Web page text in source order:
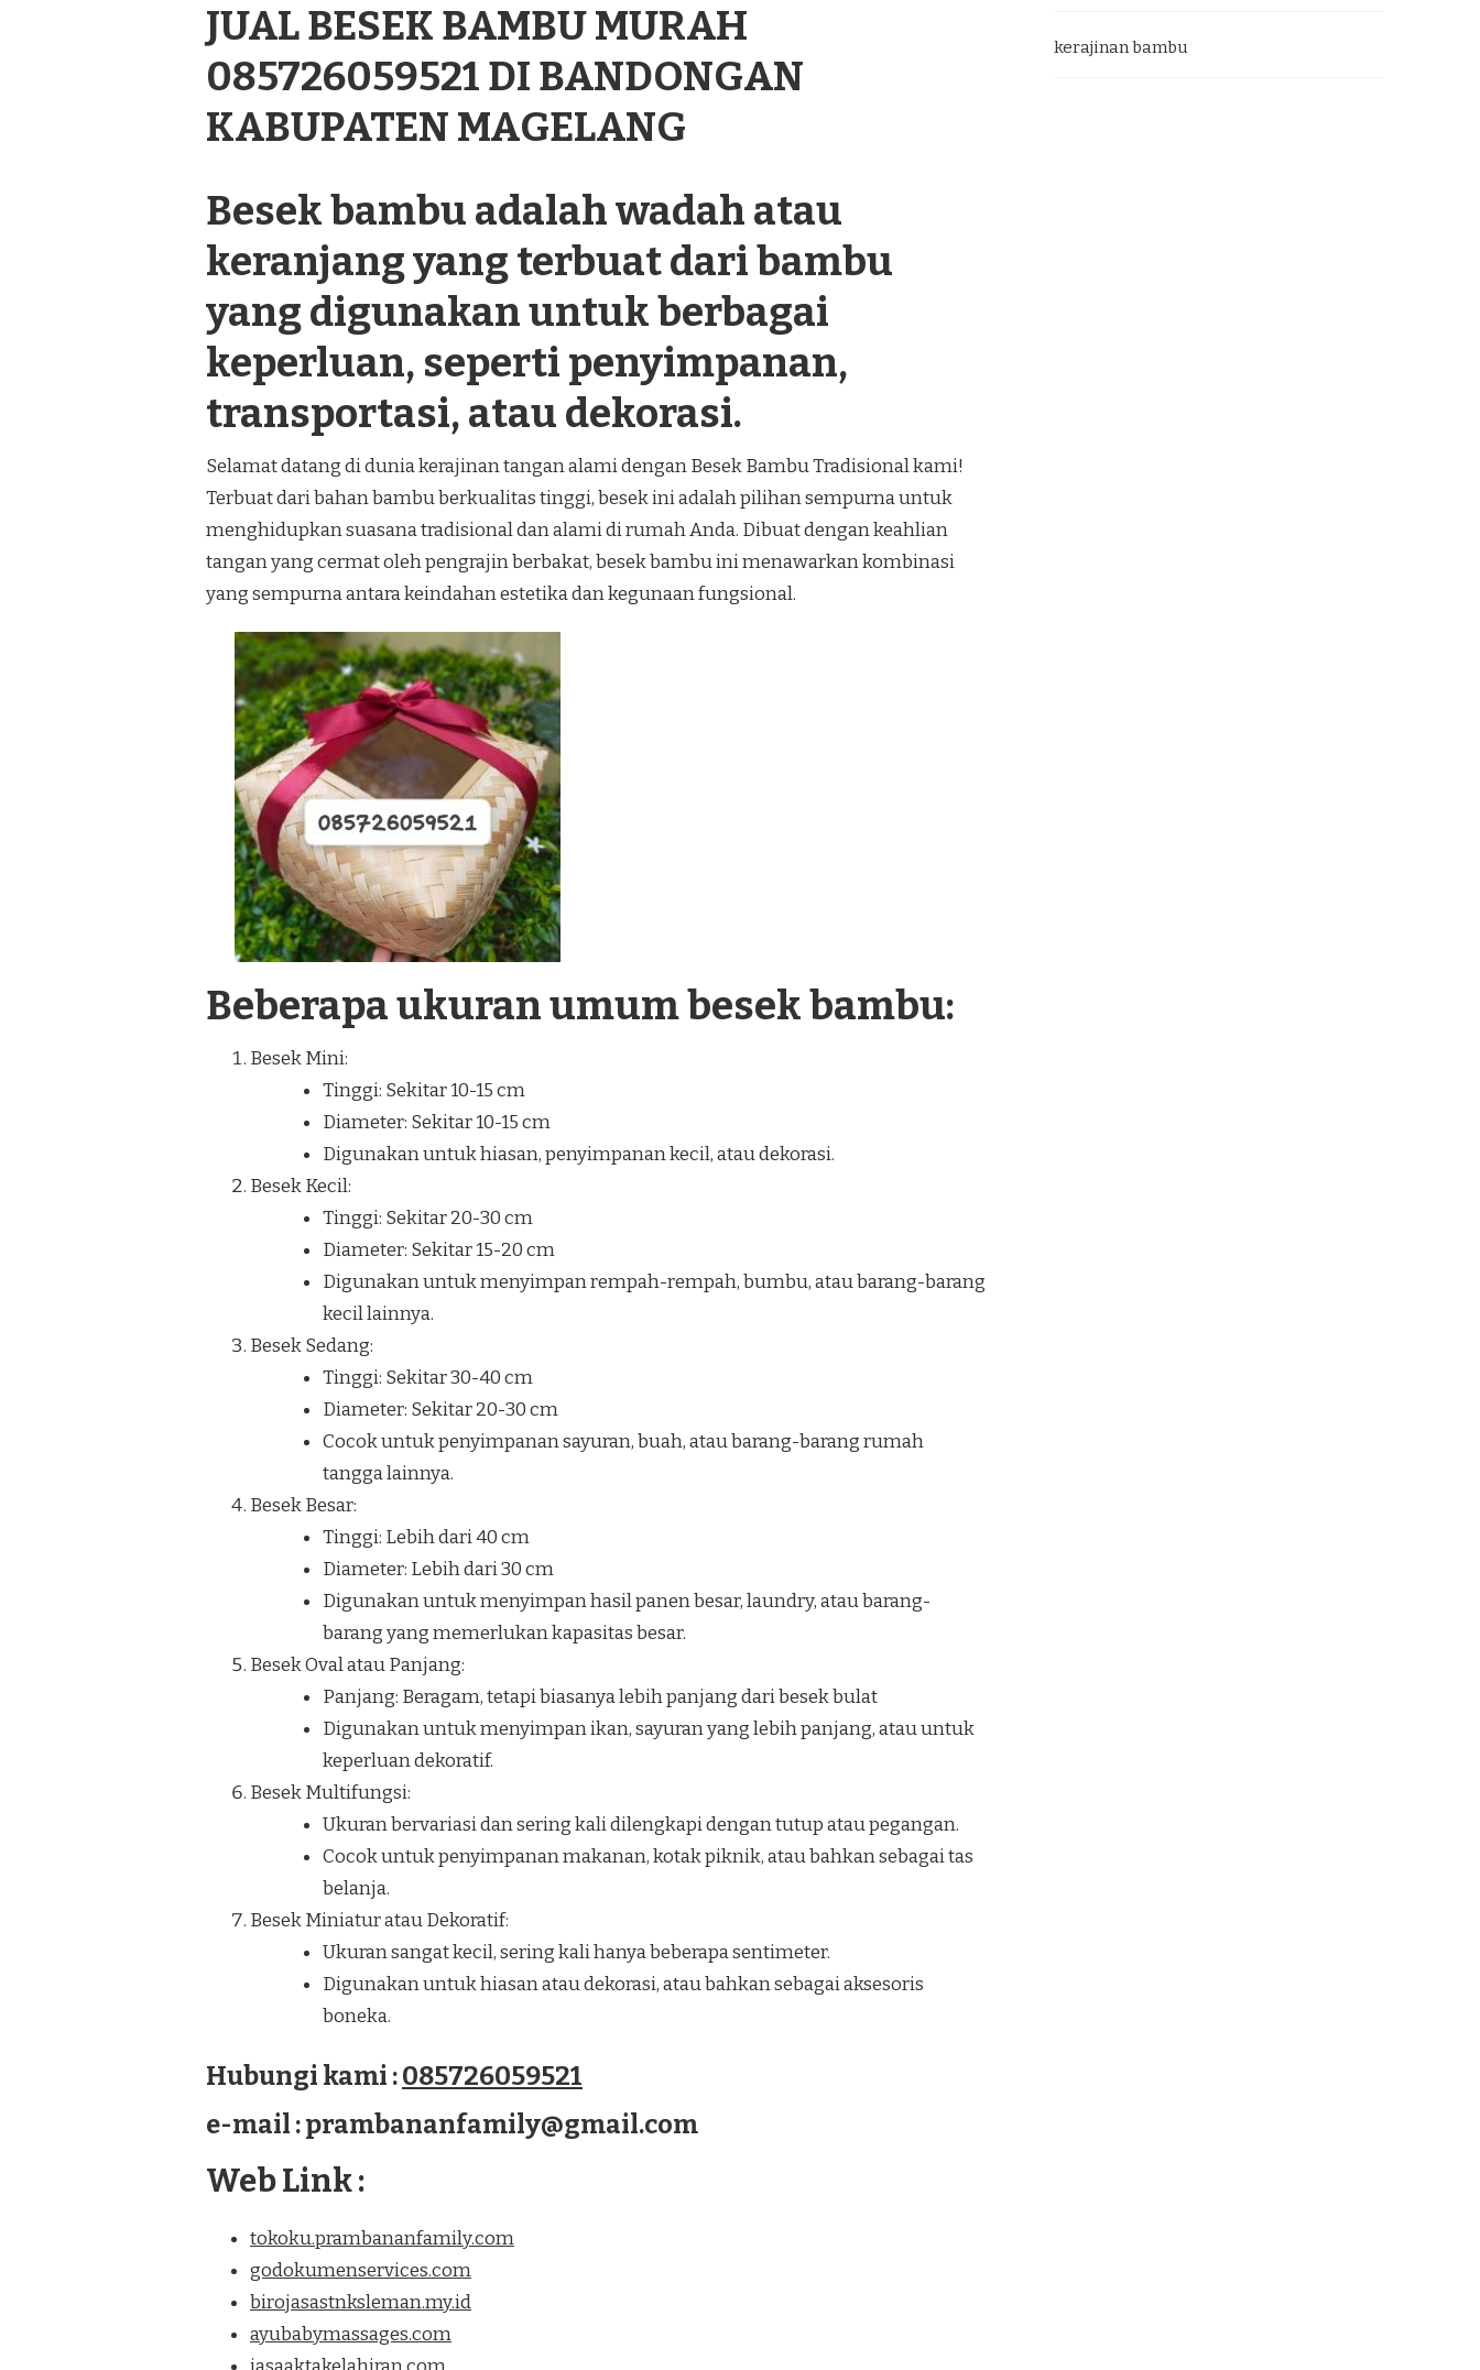
BANDONGAN
KABUPATEN
JUAL BESEK BAMBU MURAH
085726059521 DI BANDONGAN
KABUPATEN MAGELANG
Besek bambu adalah wadah atau
keranjang yang terbuat dari bambu
yang digunakan untuk berbagai
keperluan, seperti penyimpanan,
transportasi, atau dekorasi.
Selamat datang di dunia kerajinan tangan alami dengan Besek Bambu Tradisional kami!
Terbuat dari bahan bambu berkualitas tinggi, besek ini adalah pilihan sempurna untuk
menghidupkan suasana tradisional dan alami di rumah Anda. Dibuat dengan keahlian
tangan yang cermat oleh pengrajin berbakat, besek bambu ini menawarkan kombinasi
yang sempurna antara keindahan estetika dan kegunaan fungsional.
Beberapa ukuran umum besek bambu:
Besek Mini:
Tinggi: Sekitar 10-15 cm
Diameter: Sekitar 10-15 cm
Digunakan untuk hiasan, penyimpanan kecil, atau dekorasi.
Besek Kecil:
Tinggi: Sekitar 20-30 cm
Diameter: Sekitar 15-20 cm
Digunakan untuk menyimpan rempah-rempah, bumbu, atau barang-barang
kecil lainnya.
Besek Sedang:
Tinggi: Sekitar 30-40 cm
Diameter: Sekitar 20-30 cm
Cocok untuk penyimpanan sayuran, buah, atau barang-barang rumah
tangga lainnya.
Besek Besar:
Tinggi: Lebih dari 40 cm
Diameter: Lebih dari 30 cm
Digunakan untuk menyimpan hasil panen besar, laundry, atau barang-
barang yang memerlukan kapasitas besar.
Besek Oval atau Panjang:
Panjang: Beragam, tetapi biasanya lebih panjang dari besek bulat
Digunakan untuk menyimpan ikan, sayuran yang lebih panjang, atau untuk
keperluan dekoratif.
Besek Multifungsi:
Ukuran bervariasi dan sering kali dilengkapi dengan tutup atau pegangan.
Cocok untuk penyimpanan makanan, kotak piknik, atau bahkan sebagai tas
belanja.
Besek Miniatur atau Dekoratif:
Ukuran sangat kecil, sering kali hanya beberapa sentimeter.
Digunakan untuk hiasan atau dekorasi, atau bahkan sebagai aksesoris
boneka.
Hubungi kami :085726059521
e-mail : prambananfamily@gmail.com
Web Link :
tokoku.prambananfamily.com
godokumenservices.com
birojasastnksleman.my.id
ayubabymassages.com
kerajinan bambu